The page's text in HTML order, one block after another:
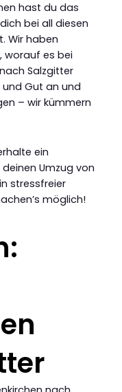
hast du das
bei all diesen
Wir haben
worauf es bei
Salzgitter
Gut an und
– wir kümmern
ein
Umzug von
stressfreier
möglich!